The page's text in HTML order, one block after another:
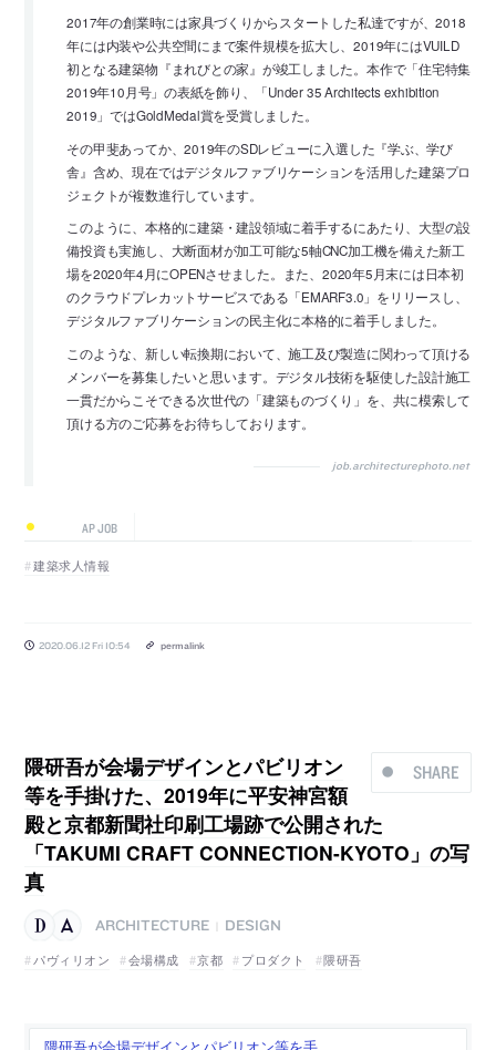
2017年の創業時には家具づくりからスタートした私達ですが、2018
年には内装や公共空間にまで案件規模を拡大し、2019年にはVUILD
初となる建築物『まれびとの家』が竣工しました。本作で「住宅特集
2019年10月号」の表紙を飾り、「Under 35 Architects exhibition
2019」ではGoldMedal賞を受賞しました。
その甲斐あってか、2019年のSDレビューに入選した『学ぶ、学び
舎』含め、現在ではデジタルファブリケーションを活用した建築プロ
ジェクトが複数進行しています。
このように、本格的に建築・建設領域に着手するにあたり、大型の設
備投資も実施し、大断面材が加工可能な5軸CNC加工機を備えた新工
場を2020年4月にOPENさせました。また、2020年5月末には日本初
のクラウドプレカットサービスである「EMARF3.0」をリリースし、
デジタルファブリケーションの民主化に本格的に着手しました。
このような、新しい転換期において、施工及び製造に関わって頂ける
メンバーを募集したいと思います。デジタル技術を駆使した設計施工
一貫だからこそできる次世代の「建築ものづくり」を、共に模索して
頂ける方のご応募をお待ちしております。
job.architecturephoto.net
AP JOB
建築求人情報
2020.06.12 Fri 10:54 permalink
SHARE
隈研吾が会場デザインとパビリオン
等を手掛けた、2019年に平安神宮額
殿と京都新聞社印刷工場跡で公開された
「TAKUMI CRAFT CONNECTION-KYOTO」の写
真
ARCHITECTURE
DESIGN
パヴィリオン
会場構成 京都 プロダクト 隈研吾
隈研吾が会場デザインとパビリオン等を手